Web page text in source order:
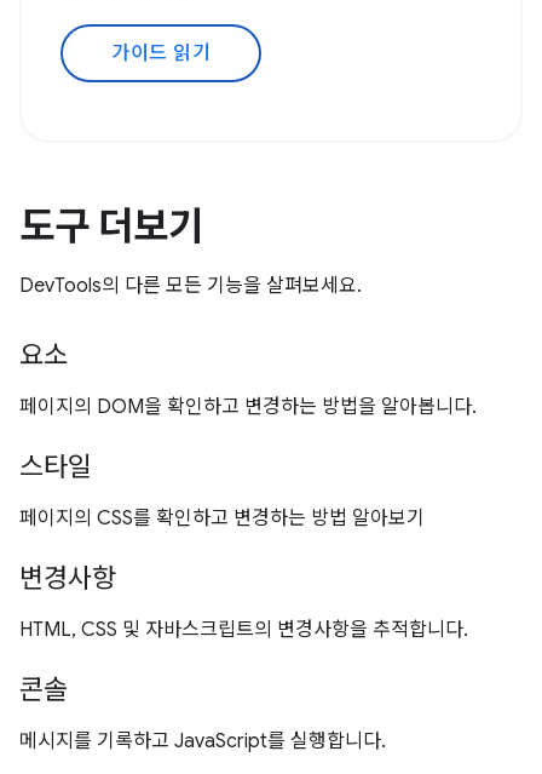
가이드 읽기
도구 더보기
DevTools의 다른 모든 기능을 살펴보세요.
요소
페이지의 DOM을 확인하고 변경하는 방법을 알아봅니다.
스타일
페이지의 CSS를 확인하고 변경하는 방법 알아보기
변경사항
HTML, CSS 및 자바스크립트의 변경사항을 추적합니다.
콘솔
메시지를 기록하고 JavaScript를 실행합니다.